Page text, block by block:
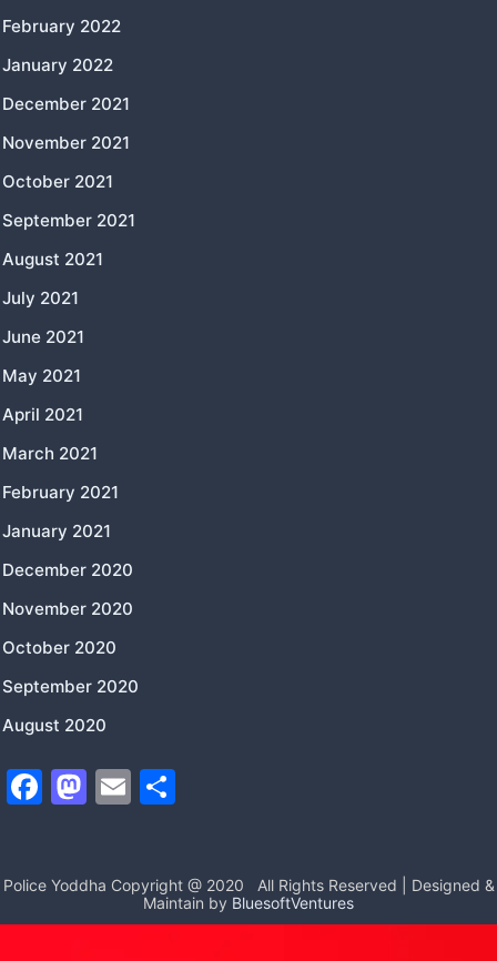
February 2022
January 2022
December 2021
November 2021
October 2021
September 2021
August 2021
July 2021
June 2021
May 2021
April 2021
March 2021
February 2021
January 2021
December 2020
November 2020
October 2020
September 2020
August 2020
F
e
b
M
o
d
E
l
e
Police Yoddha Copyright @ 2020
All Rights Reserved | Designed &
Maintain by BluesoftVentures